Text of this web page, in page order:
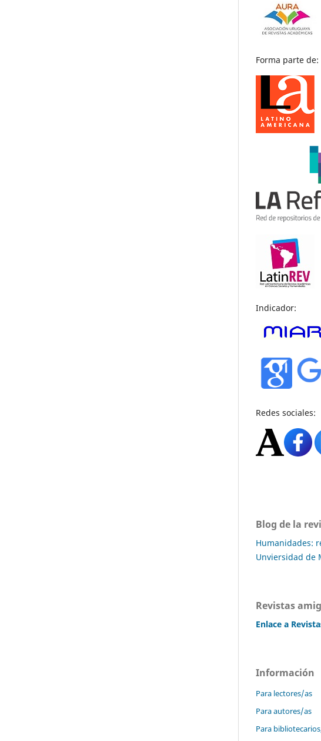
Forma parte de:
Indicador:
Redes sociales:
Blog de la
Humanidades:
Unviersidad de
Revistas
Enlace a
Información
Para lectores/as
Para autores/as
Para